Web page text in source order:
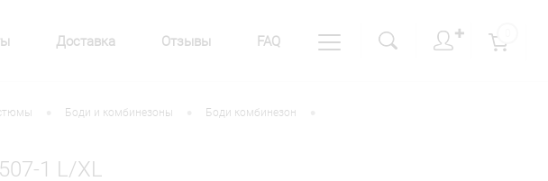
Доставка Отзывы FAQ
✚
Боди и комбинезоны Боди комбинезон
1 L/XL